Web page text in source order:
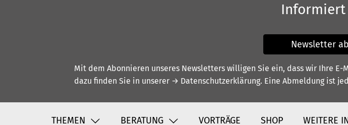
Newsletter
Mit dem Abonnieren unseres Newsletters willigen Sie ein, dass wir Ihre
dazu finden Sie in unserer → Datenschutzerklärung. Eine Abmeldung ist
THEMEN BERATUNG VORTRÄGE SHOP WEITERE